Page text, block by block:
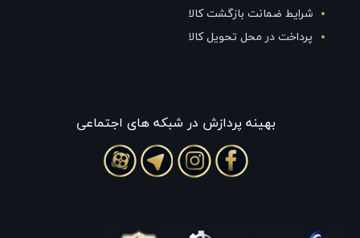
شرایط ضمانت بازگشت کالا
پرداخت در محل تحویل کالا
بهينه پردازش در شبکه های اجتماعی